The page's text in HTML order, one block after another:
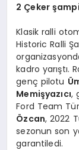
2 Çeker
Klasik ralli
Historic Ralli
kadro yarıştı.
genç pilotu
Memişyazıcı,
Ford Team
Özcan, 2022
sezonun son
garantiledi.